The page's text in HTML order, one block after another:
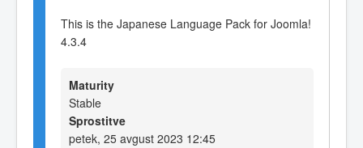
This is the Japanese Language Pack for Joomla!
4.3.4
Maturity
Stable
Sprostitve
petek, 25 avgust 2023 12:45